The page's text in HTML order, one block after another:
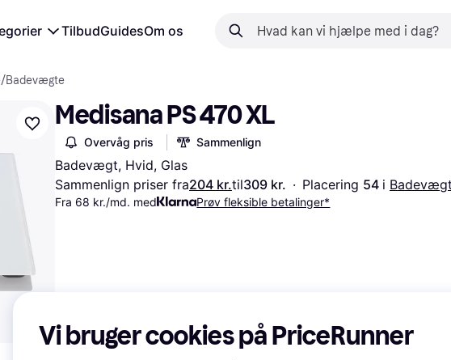
TilbudGuidesOm os
/Badevægte
Medisana PS 470 XL
Overvåg pris Sammenlign
Badevægt, Hvid, Glas
Sammenlign priser fra204 kr.til309 kr. · Placering 54 i
Fra 68 kr./md. med Prøv fleksible betalinger*
Vi bruger cookies på PriceRunner